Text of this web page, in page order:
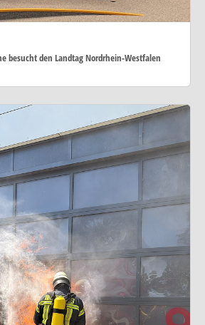
besucht den Landtag Nordrhein-Westfalen